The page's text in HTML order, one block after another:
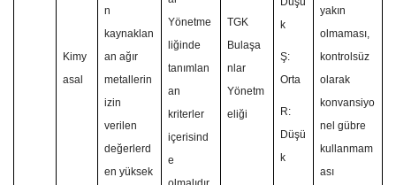
Kimy
asal
n
kaynaklan
an ağır
metallerin
izin
verilen
değerlerd
en yüksek
Yönetme
liğinde
tanımlan
an
kriterler
içerisind
e
TGK
Bulaşa
nlar
Yönetm
eliği
k
Ş:
Orta
R:
Düşü
k
yakın
olmaması,
kontrolsüz
olarak
konvansiyo
nel gübre
kullanmam
ası